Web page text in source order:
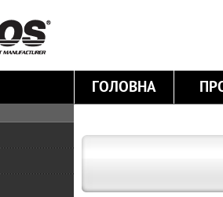
ГОЛОВНА